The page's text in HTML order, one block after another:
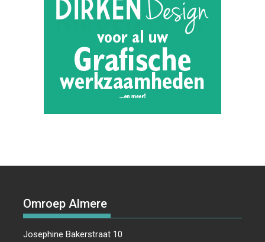
Omroep Almere
Josephine Bakerstraat 10